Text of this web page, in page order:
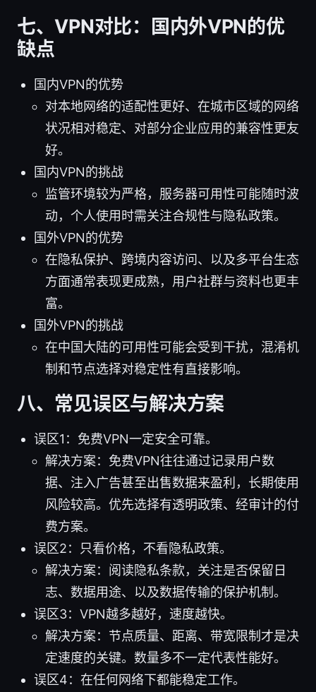
七、VPN对比：国内外VPN的优
缺点
国内VPN的优势
对本地网络的适配性更好、在城市区域的网络
状况相对稳定、对部分企业应用的兼容性更友
好。
国内VPN的挑战
监管环境较为严格，服务器可用性可能随时波
动，个人使用时需关注合规性与隐私政策。
国外VPN的优势
在隐私保护、跨境内容访问、以及多平台生态
方面通常表现更成熟，用户社群与资料也更丰
富。
国外VPN的挑战
在中国大陆的可用性可能会受到干扰，混淆机
制和节点选择对稳定性有直接影响。
八、常见误区与解决方案
误区1：免费VPN一定安全可靠。
解决方案：免费VPN往往通过记录用户数
据、注入广告甚至出售数据来盈利，长期使用
风险较高。优先选择有透明政策、经审计的付
费方案。
误区2：只看价格，不看隐私政策。
解决方案：阅读隐私条款，关注是否保留日
志、数据用途、以及数据传输的保护机制。
误区3：VPN越多越好，速度越快。
解决方案：节点质量、距离、带宽限制才是决
定速度的关键。数量多不一定代表性能好。
误区4：在任何网络下都能稳定工作。